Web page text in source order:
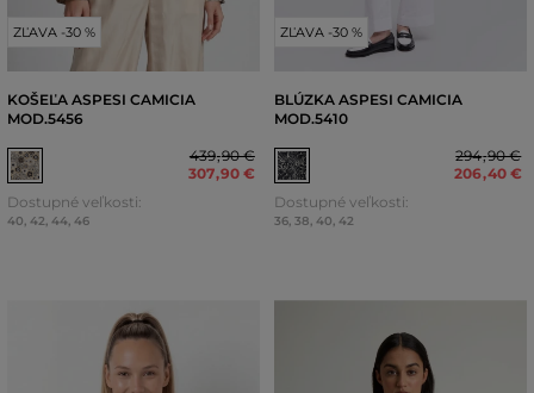
ZĽAVA -30 %
KOŠEĽA ASPESI CAMICIA
MOD.5456
439,90 €
307,90 €
Dostupné veľkosti:
40, 42, 44, 46
ZĽAVA -30 %
BLÚZKA ASPESI CAMICIA
MOD.5410
294,90 €
206,40 €
Dostupné veľkosti:
36, 38, 40, 42